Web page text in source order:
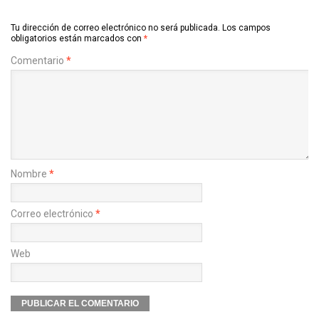
Tu dirección de correo electrónico no será publicada. Los campos
obligatorios están marcados con *
Comentario *
Nombre *
Correo electrónico *
Web